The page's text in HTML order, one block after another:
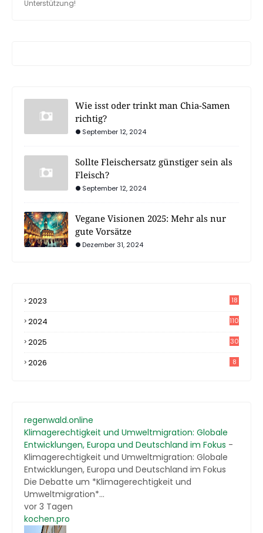
Unterstützung!
Wie isst oder trinkt man Chia-Samen
richtig?
September 12, 2024
Sollte Fleischersatz günstiger sein als
Fleisch?
September 12, 2024
Vegane Visionen 2025: Mehr als nur
gute Vorsätze
Dezember 31, 2024
2023
18
2024 110
2025 30
2026 8
regenwald.online
Klimagerechtigkeit und Umweltmigration: Globale
Entwicklungen, Europa und Deutschland im Fokus -
Klimagerechtigkeit und Umweltmigration: Globale
Entwicklungen, Europa und Deutschland im Fokus
Die Debatte um *Klimagerechtigkeit und
Umweltmigration*...
vor 3 Tagen
kochen.pro